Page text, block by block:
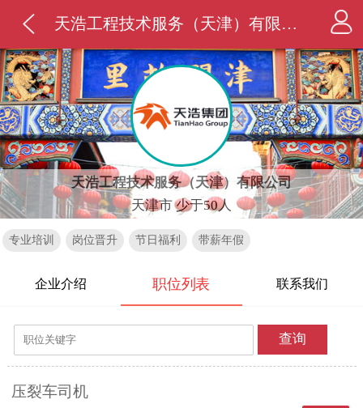
天浩工程技术服务（天津）有限公司
天浩工程技术服务（天津）有限公司
天津市 少于50人
专业培训 岗位晋升 节日福利 带薪年假
企业介绍 职位列表 联系我们
查询
压裂车司机